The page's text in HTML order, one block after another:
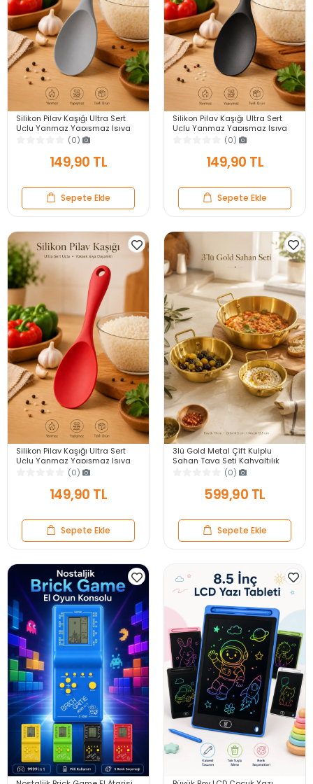
Silikon Pilav Kaşığı Ultra Sert
Uçlu Yanmaz Yapışmaz Isıya
Dayanıklı Gri Servis Yemek
(0)
149,90 TL
Sepete Ekle
Silikon Pilav Kaşığı Ultra Sert
Uçlu Yanmaz Yapışmaz Isıya
Dayanıklı Siyah Servis Yemek
(0)
149,90 TL
Sepete Ekle
Silikon Pilav Kaşığı Ultra Sert
Uçlu Yanmaz Yapışmaz Isıya
Dayanıklı Kırmızı Servis Yemek
(0)
149,90 TL
Sepete Ekle
3lü Gold Metal Çift Kulplu
Sahan Tava Seti Kahvaltılık
Meze Menemen Mutfak Sofra
Sunum Kabı Seti
(0)
599,90 TL
Sepete Ekle